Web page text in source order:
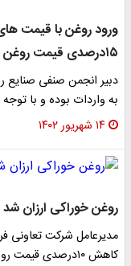
۱۵درصدی قیمت روغن
دبیر انجمن صنفی
به واردات بوده و با
۱۴ شهریور ۱۴۰۲
روغن خوراکی ارزان
مدیرعامل شرکت تعاونی
کاهش ۱۰درصدی قیمت روغن گفت: کاهش تقاضا ملموس است و این…